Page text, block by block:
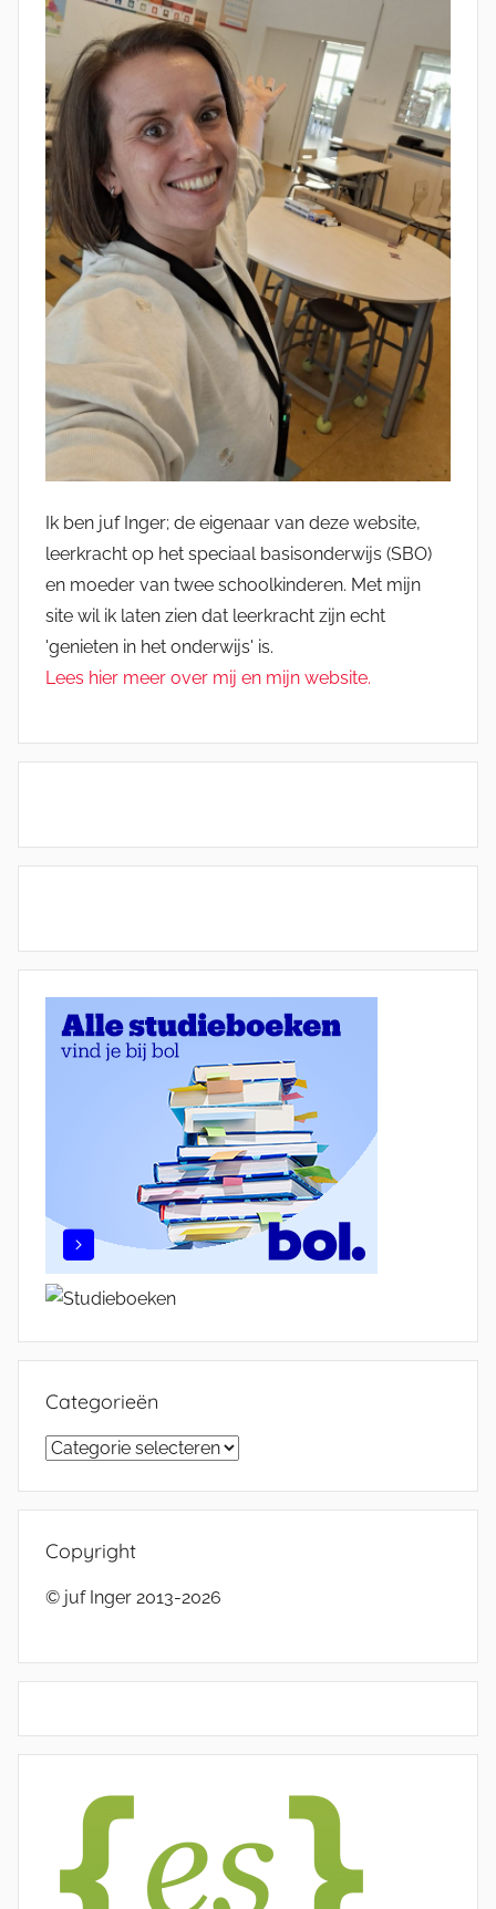
Ik ben juf Inger; de eigenaar van deze website,
leerkracht op het speciaal basisonderwijs (SBO)
en moeder van twee schoolkinderen. Met mijn
site wil ik laten zien dat leerkracht zijn echt
'genieten in het onderwijs' is.
Lees hier meer over mij en mijn website.
Categorieën
Categorieën
Copyright
© juf Inger 2013-2026